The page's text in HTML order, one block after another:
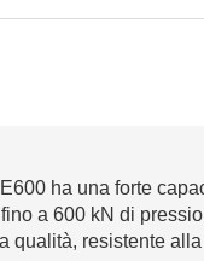
ha una forte
a 600 kN di
qualità, resistente